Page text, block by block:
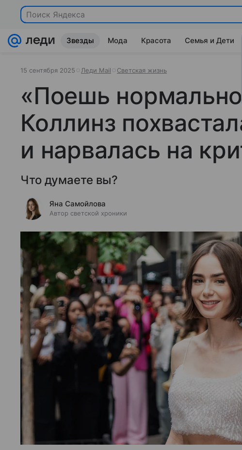
Поиск Яндекса
Звезды Мода Красота Семья и Дети
15 сентября 2025 Леди Mail Светская жизнь
«Поешь
Коллинз
и нарвалась на
Что думаете вы?
Яна Самойлова
Автор светской хроники